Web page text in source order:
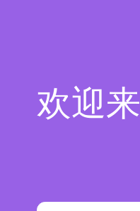
欢迎